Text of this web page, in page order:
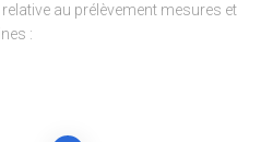
au prélèvement mesures et
: